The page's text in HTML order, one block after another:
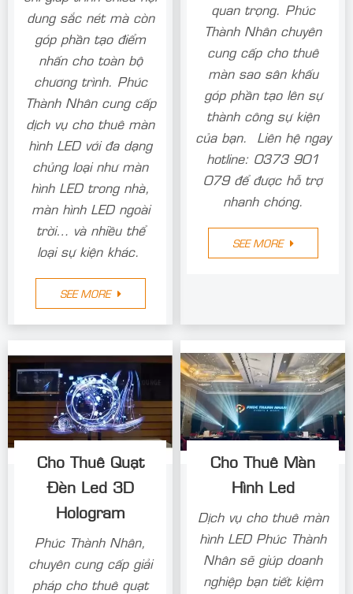
Hệ thống màn hình
LED chất lượng không
chỉ giúp trình chiếu nội
dung sắc nét mà còn
góp phần tạo điểm
nhấn cho toàn bộ
chương trình. Phúc
Thành Nhân cung cấp
dịch vụ cho thuê màn
hình LED với đa dạng
chủng loại như màn
hình LED trong nhà,
trời… và nhiều thể
SEE MORE
thuật, việc tạo nên
một không gian sống
động là điều vô cùng
quan trọng. Phúc
Thành Nhân chuyên
cung cấp cho thuê
màn sao sân khấu
góp phần tạo lên sự
thành công sự kiện
của bạn. Liên hệ ngay
079 để được hỗ trợ
Cho Thuê Quạt
Đèn Led 3D
Hologram
Cho Thuê Màn
Hình Led
Dịch vụ cho thuê màn